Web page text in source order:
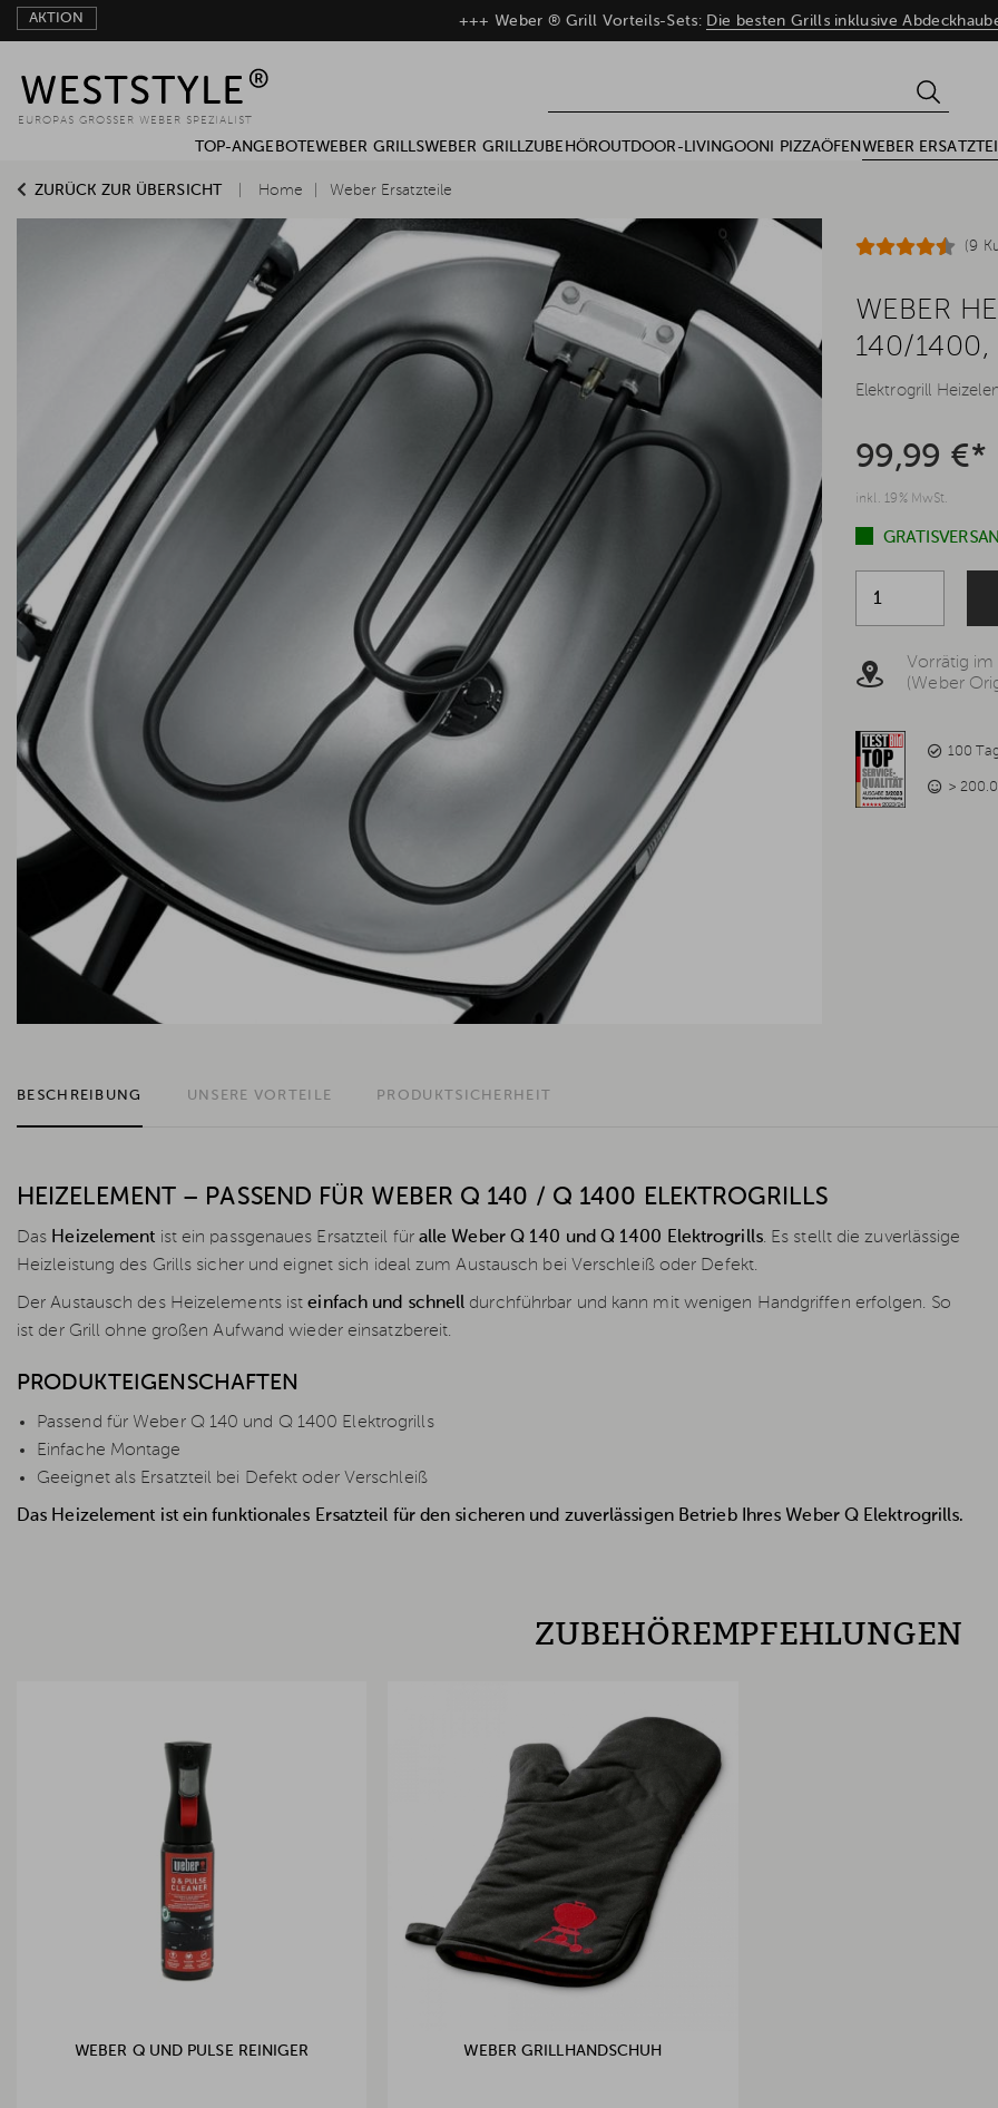
AKTION +++ Weber ® Grill Vorteils-Sets: Die besten Grills inklusive
EUROPAS GROSSER WEBER SPEZIALIST
TOP-ANGEBOTEWEBER GRILLSWEBER GRILLZUBEHÖROUTDOOR-LIVINGOONI PIZZAÖFEN WEBER
ZURÜCK ZUR ÜBERSICHT Home Weber Ersatzteile
(9
WEBER
140/1400,
Elektrogrill
99,99 €*
inkl. 19% MwSt.
Vorrätig
(Weber
100
>
BESCHREIBUNG UNSERE VORTEILE PRODUKTSICHERHEIT
HEIZELEMENT – PASSEND FÜR WEBER Q 140 / Q 1400 ELEKTROGRILLS
Das Heizelement ist ein passgenaues Ersatzteil für alle Weber Q 140 und Q 1400 Elektrogrills. Es stellt die zuverlässige
Heizleistung des Grills sicher und eignet sich ideal zum Austausch bei Verschleiß oder Defekt.
Der Austausch des Heizelements isteinfach und schnell durchführbar und kann mit wenigen Handgriffen erfolgen. So
ist der Grill ohne großen Aufwand wieder einsatzbereit.
PRODUKTEIGENSCHAFTEN
Passend für Weber Q 140 und Q 1400 Elektrogrills
Einfache Montage
Geeignet als Ersatzteil bei Defekt oder Verschleiß
Das Heizelement ist ein funktionales Ersatzteil für den sicheren und zuverlässigen Betrieb Ihres Weber Q Elektrogrills.
ZUBEHÖREMPFEHLUNGEN
WEBER Q UND PULSE REINIGER WEBER GRILLHANDSCHUH